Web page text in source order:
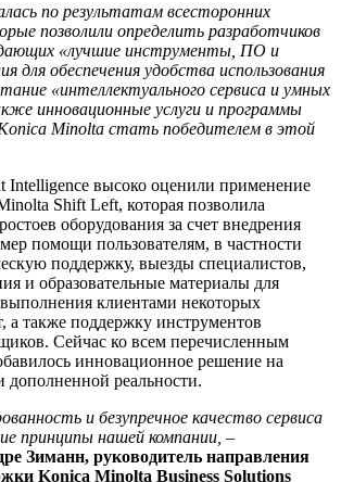
по результатам всесторонних
позволили определить разработчиков
«лучшие инструменты, ПО и
для обеспечения удобства использования
«интеллектуального сервиса и умных
инновационные услуги и программы
Minolta стать победителем в этой
Intelligence высоко оценили применение
Shift Left, которая позволила
оборудования за счет внедрения
помощи пользователям, в частности
поддержку, выезды специалистов,
и образовательные материалы для
выполнения клиентами некоторых
а также поддержку инструментов
Сейчас ко всем перечисленным
инновационное решение на
дополненной реальности.
и безупречное качество сервиса
принципы нашей компании, –
Зиманн, руководитель направления
Konica Minolta Business Solutions